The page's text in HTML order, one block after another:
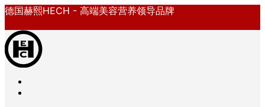
德国赫熙HECH - 高端美容营养领导品牌